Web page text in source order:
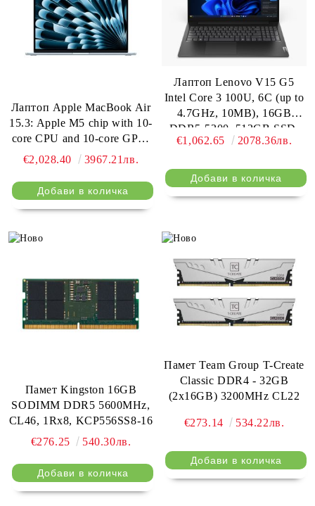
Лаптоп Apple MacBook Air
15.3: Apple M5 chip with 10-
core CPU and 10-core GPU,
16GB, 512GB SSD - Sky
€2,028.40 3967.21лв.
Лаптоп Lenovo V15 G5
Intel Core 3 100U, 6C (up to
4.7GHz, 10MB), 16GB
DDR5-5200, 512GB SSD,
15.6" FHD (1920x1080) IPS
HD 720p Cam, WLAN, BT,
3 cell, DOS, 3Y CCI
€1,062.65 2078.36лв.
Памет Kingston 16GB
SODIMM DDR5 5600MHz,
CL46, 1Rx8, KCP556SS8-16
€276.25
540.30лв.
Памет Team Group T-Create
Classic DDR4 - 32GB
(2x16GB) 3200MHz CL22
€273.14 534.22лв.